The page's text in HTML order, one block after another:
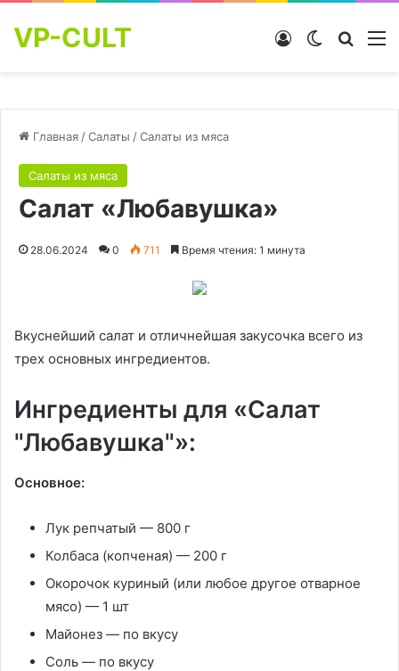
VP-CULT Switch skin
Войти
Главная /Салаты /Салаты из мяса
Салаты из мяса
Салат «Любавушка»
28.06.2024 0 711 Время чтения: 1 минута
Вкуснейший салат и отличнейшая закусочка всего из
трех основных ингредиентов.
Ингредиенты для «Салат
"Любавушка"»:
Основное:
Лук репчатый — 800 г
Колбаса (копченая) — 200 г
Окорочок куриный (или любое другое отварное
мясо) — 1 шт
Майонез — по вкусу
Соль — по вкусу